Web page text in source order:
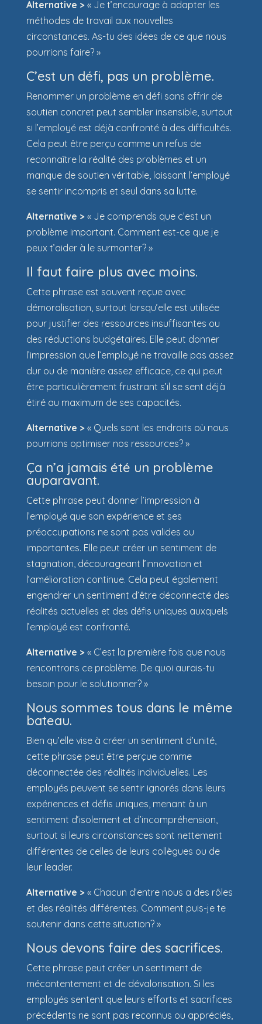
Alternative > « Je t’encourage à adapter les
méthodes de travail aux nouvelles
circonstances. As-tu des idées de ce que nous
pourrions faire? »
C’est un défi, pas un problème.
Renommer un problème en défi sans offrir de
soutien concret peut sembler insensible, surtout
si l’employé est déjà confronté à des difficultés.
Cela peut être perçu comme un refus de
reconnaître la réalité des problèmes et un
manque de soutien véritable, laissant l’employé
se sentir incompris et seul dans sa lutte.
Alternative > « Je comprends que c’est un
problème important. Comment est-ce que je
peux t’aider à le surmonter? »
Il faut faire plus avec moins.
Cette phrase est souvent reçue avec
démoralisation, surtout lorsqu’elle est utilisée
pour justifier des ressources insuffisantes ou
des réductions budgétaires. Elle peut donner
l’impression que l’employé ne travaille pas assez
dur ou de manière assez efficace, ce qui peut
être particulièrement frustrant s’il se sent déjà
étiré au maximum de ses capacités.
Alternative >« Quels sont les endroits où nous
pourrions optimiser nos ressources? »
Ça n’a jamais été un problème
auparavant.
Cette phrase peut donner l’impression à
l’employé que son expérience et ses
préoccupations ne sont pas valides ou
importantes. Elle peut créer un sentiment de
stagnation, décourageant l’innovation et
l’amélioration continue. Cela peut également
engendrer un sentiment d’être déconnecté des
réalités actuelles et des défis uniques auxquels
l’employé est confronté.
Alternative >« C’est la première fois que nous
rencontrons ce problème. De quoi aurais-tu
besoin pour le solutionner? »
Nous sommes tous dans le même
bateau.
Bien qu’elle vise à créer un sentiment d’unité,
cette phrase peut être perçue comme
déconnectée des réalités individuelles. Les
employés peuvent se sentir ignorés dans leurs
expériences et défis uniques, menant à un
sentiment d’isolement et d’incompréhension,
surtout si leurs circonstances sont nettement
différentes de celles de leurs collègues ou de
leur leader.
Alternative >« Chacun d’entre nous a des rôles
et des réalités différentes. Comment puis-je te
soutenir dans cette situation? »
Nous devons faire des sacrifices.
Cette phrase peut créer un sentiment de
mécontentement et de dévalorisation. Si les
employés sentent que leurs efforts et sacrifices
précédents ne sont pas reconnus ou appréciés,